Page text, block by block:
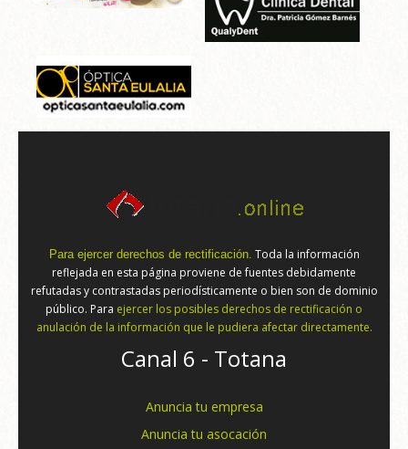
Para ejercer derechos de rectificación. Toda la información
reflejada en esta página proviene de fuentes debidamente
refutadas y contrastadas periodísticamente o bien son de dominio
público. Para ejercer los posibles derechos de rectificación o
anulación de la información que le pudiera afectar directamente.
Canal 6 - Totana
Anuncia tu empresa
Anuncia tu asocación